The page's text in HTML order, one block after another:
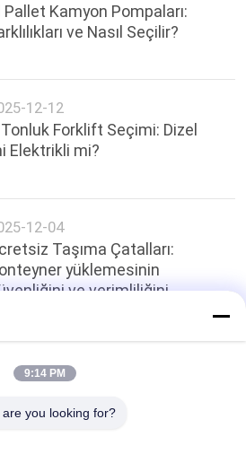
Pallet Kamyon Pompaları:
ve Nasıl Seçilir?
12-12
Forklift Seçimi: Dizel
Elektrikli mi?
12-04
Taşıma Çatalları:
yüklemesinin
ve verimliliğini
Sayfanın Üstü
9:14 PM
you looking for?